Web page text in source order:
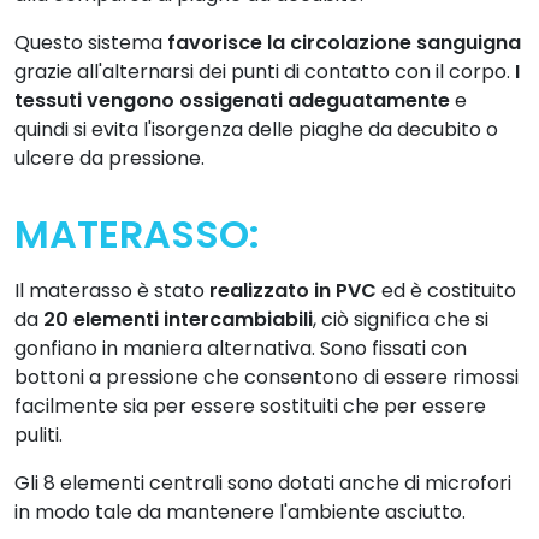
Questo sistema favorisce la circolazione sanguigna
grazie all'alternarsi dei punti di contatto con il corpo. I
tessuti vengono ossigenati adeguatamentee
quindi si evita l'isorgenza delle piaghe da decubito o
ulcere da pressione.
MATERASSO:
Il materasso è stato realizzato in PVC ed è costituito
da 20 elementi intercambiabili, ciò significa che si
gonfiano in maniera alternativa. Sono fissati con
bottoni a pressione che consentono di essere rimossi
facilmente sia per essere sostituiti che per essere
puliti.
Gli 8 elementi centrali sono dotati anche di microfori
in modo tale da mantenere l'ambiente asciutto.